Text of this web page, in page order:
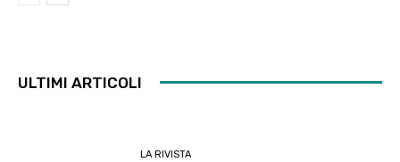
ULTIMI ARTICOLI
LA RIVISTA